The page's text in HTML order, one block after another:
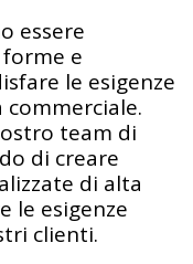
essere
e
le esigenze
team di
di creare
di alta
le esigenze
clienti.